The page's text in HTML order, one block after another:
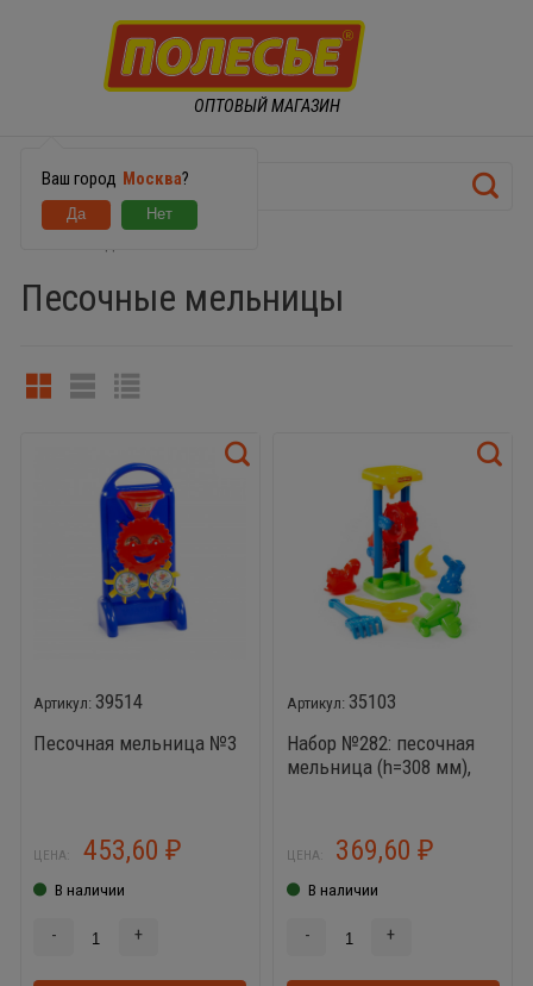
ОПТОВЫЙ МАГАЗИН
Ваш город Москва?
Песочные мельницы
39514
Песочная мельница №3
ЦЕНА: 453,60 ₽
В наличии
- +
35103
Набор №282: песочная
мельница (h=308 мм),
лошадка + месяц +
самолёт)
ЦЕНА: 369,60₽
В наличии
- +